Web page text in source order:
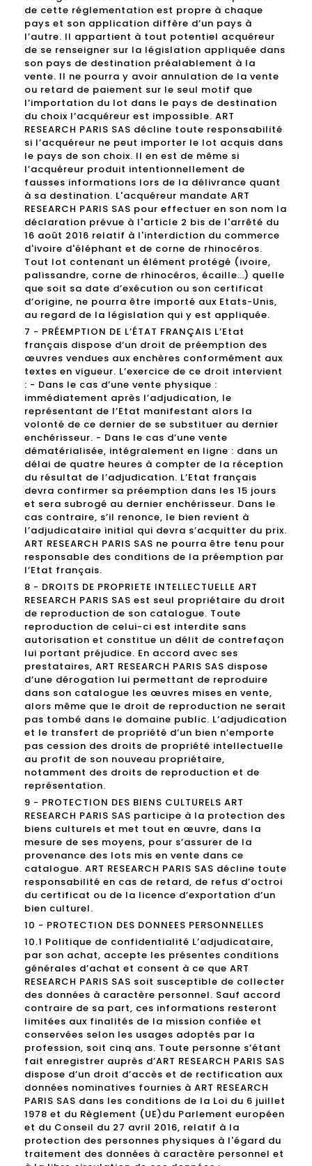
de cette réglementation est propre à chaque
pays et son application diffère d’un pays à
l’autre. Il appartient à tout potentiel acquéreur
de se renseigner sur la législation appliquée dans
son pays de destination préalablement à la
vente. Il ne pourra y avoir annulation de la vente
ou retard de paiement sur le seul motif que
l’importation du lot dans le pays de destination
du choix l’acquéreur est impossible. ART
RESEARCH PARIS SAS décline toute responsabilité
si l’acquéreur ne peut importer le lot acquis dans
le pays de son choix. Il en est de même si
l’acquéreur produit intentionnellement de
fausses informations lors de la délivrance quant
à sa destination. L'acquéreur mandate ART
RESEARCH PARIS SAS pour effectuer en son nom la
déclaration prévue à l'article 2 bis de l'arrêté du
16 août 2016 relatif à l'interdiction du commerce
d'ivoire d'éléphant et de corne de rhinocéros.
Tout lot contenant un élément protégé (ivoire,
palissandre, corne de rhinocéros, écaille…) quelle
que soit sa date d’exécution ou son certificat
d’origine, ne pourra être importé aux Etats-Unis,
au regard de la législation qui y est appliquée.
7 - PRÉEMPTION DE L’ÉTAT FRANÇAIS L’Etat
français dispose d’un droit de préemption des
œuvres vendues aux enchères conformément aux
textes en vigueur. L’exercice de ce droit intervient
: - Dans le cas d’une vente physique :
immédiatement après l’adjudication, le
représentant de l’Etat manifestant alors la
volonté de ce dernier de se substituer au dernier
enchérisseur. - Dans le cas d’une vente
dématérialisée, intégralement en ligne : dans un
délai de quatre heures à compter de la réception
du résultat de l’adjudication. L’Etat français
devra confirmer sa préemption dans les 15 jours
et sera subrogé au dernier enchérisseur. Dans le
cas contraire, s’il renonce, le bien revient à
l’adjudicataire initial qui devra s’acquitter du prix.
ART RESEARCH PARIS SAS ne pourra être tenu pour
responsable des conditions de la préemption par
l’Etat français.
8 - DROITS DE PROPRIETE INTELLECTUELLE ART
RESEARCH PARIS SAS est seul propriétaire du droit
de reproduction de son catalogue. Toute
reproduction de celui-ci est interdite sans
autorisation et constitue un délit de contrefaçon
lui portant préjudice. En accord avec ses
prestataires, ART RESEARCH PARIS SAS dispose
d’une dérogation lui permettant de reproduire
dans son catalogue les œuvres mises en vente,
alors même que le droit de reproduction ne serait
pas tombé dans le domaine public. L’adjudication
et le transfert de propriété d’un bien n’emporte
pas cession des droits de propriété intellectuelle
au profit de son nouveau propriétaire,
notamment des droits de reproduction et de
représentation.
9 - PROTECTION DES BIENS CULTURELS ART
RESEARCH PARIS SAS participe à la protection des
biens culturels et met tout en œuvre, dans la
mesure de ses moyens, pour s’assurer de la
provenance des lots mis en vente dans ce
catalogue. ART RESEARCH PARIS SAS décline toute
responsabilité en cas de retard, de refus d’octroi
du certificat ou de la licence d’exportation d’un
bien culturel.
10 - PROTECTION DES DONNEES PERSONNELLES
10.1 Politique de confidentialité L’adjudicataire,
par son achat, accepte les présentes conditions
générales d’achat et consent à ce que ART
RESEARCH PARIS SAS soit susceptible de collecter
des données à caractère personnel. Sauf accord
contraire de sa part, ces informations resteront
limitées aux finalités de la mission confiée et
conservées selon les usages adoptés par la
profession, soit cinq ans. Toute personne s’étant
fait enregistrer auprès d’ART RESEARCH PARIS SAS
dispose d’un droit d’accès et de rectification aux
données nominatives fournies à ART RESEARCH
PARIS SAS dans les conditions de la Loi du 6 juillet
1978 et du Règlement (UE)du Parlement européen
et du Conseil du 27 avril 2016, relatif à la
protection des personnes physiques à l'égard du
traitement des données à caractère personnel et